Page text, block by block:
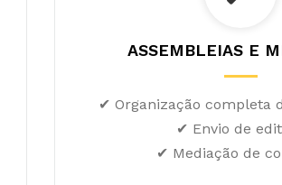
ASSEMBLEIAS E
✔ Organização completa
✔ Envio de
✔ Mediação de